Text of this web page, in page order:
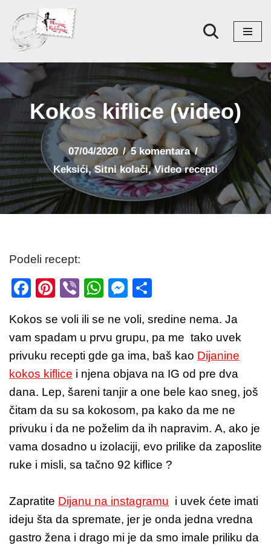
Skoči
na
sadržaj
Kokos kiflice (video)
07/04/2020
5 komentara
Keksići,Sitni kolači,Video recepti
Podeli recept:
F
c
e
b
o
o
k
Pi
er
e
st
Vi
er
W
at
s
A
p
p
M
ss
e
n
g
er
ar
e
Kokos se voli ili se ne voli, sredine nema. Ja
vam spadam u prvu grupu, pa me tako uvek
privuku recepti gde ga ima, baš kao Dijanine
kokos kiflice i njena objava na IG od pre dva
dana. Lep, šareni tanjir a one bele kao sneg, još
čitam da su sa kokosom, pa kako da me ne
privuku i da ne poželim da ih napravim. A, ako je
vama dosadno u izolaciji, evo prilike da zaposlite
ruke i misli, sa tačno 92 kiflice ?
Zapratite Dijanu na instagramu i uvek ćete imati
ideju šta da spremate, jer je onda jedna vredna
gastro žena i drago mi je da smo imale priliku da